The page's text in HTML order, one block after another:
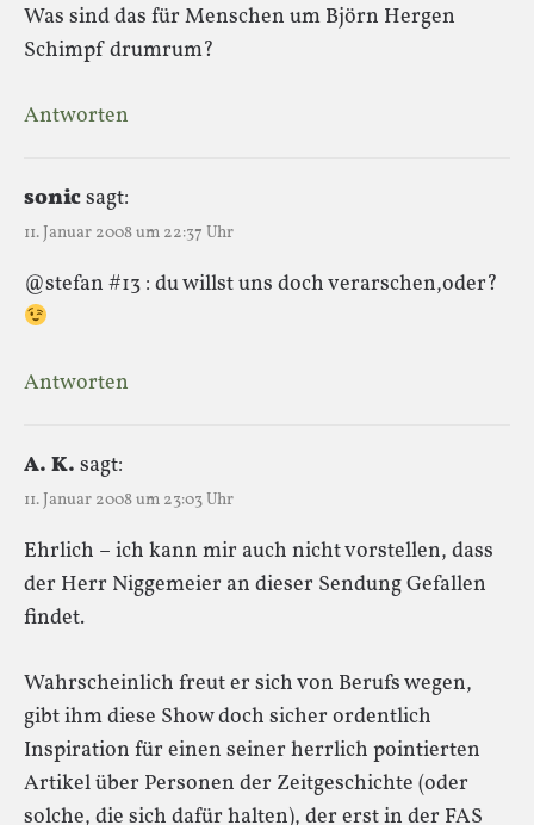
Was sind das für Menschen um Björn Hergen
Schimpf drumrum?
Antworten
sonicsagt:
11. Januar 2008 um 22:37 Uhr
@stefan #13 : du willst uns doch verarschen,oder?
Antworten
A. K. sagt:
11. Januar 2008 um 23:03 Uhr
Ehrlich – ich kann mir auch nicht vorstellen, dass
der Herr Niggemeier an dieser Sendung Gefallen
findet.
Wahrscheinlich freut er sich von Berufs wegen,
gibt ihm diese Show doch sicher ordentlich
Inspiration für einen seiner herrlich pointierten
Artikel über Personen der Zeitgeschichte (oder
solche, die sich dafür halten), der erst in der FAS